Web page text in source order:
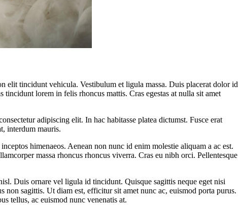
elit tincidunt vehicula. Vestibulum et ligula massa. Duis placerat dolor id
lorem in felis rhoncus mattis. Cras egestas at nulla sit amet
adipiscing elit. In hac habitasse platea dictumst. Fusce erat
interdum mauris.
himenaeos. Aenean non nunc id enim molestie aliquam a ac est.
massa rhoncus rhoncus viverra. Cras eu nibh orci. Pellentesque
Duis ornare vel ligula id tincidunt. Quisque sagittis neque eget nisi
sagittis. Ut diam est, efficitur sit amet nunc ac, euismod porta purus.
tellus, ac euismod nunc venenatis at.